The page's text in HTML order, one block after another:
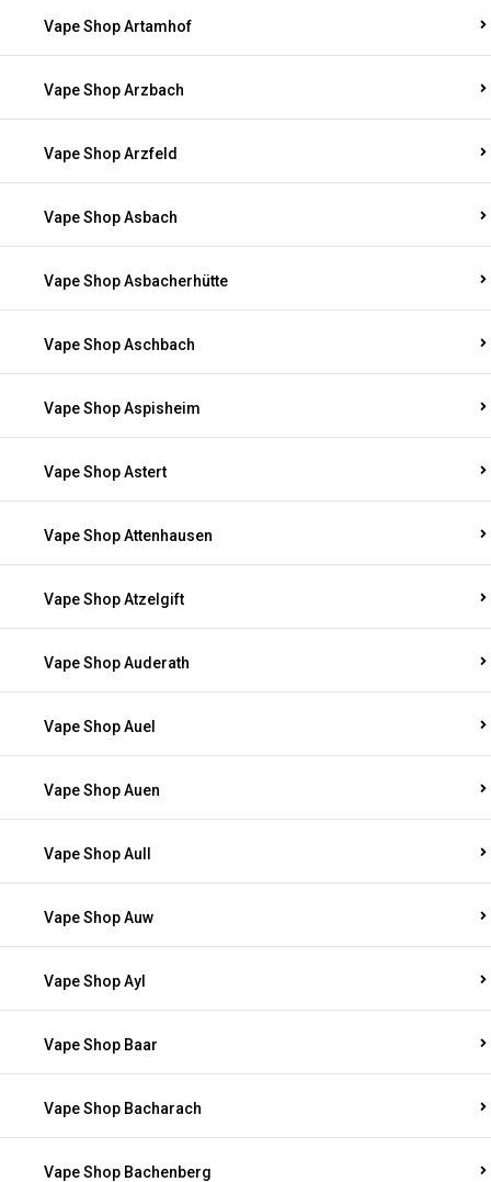
Vape Shop Artamhof
Vape Shop Arzbach
Vape Shop Arzfeld
Vape Shop Asbach
Vape Shop Asbacherhütte
Vape Shop Aschbach
Vape Shop Aspisheim
Vape Shop Astert
Vape Shop Attenhausen
Vape Shop Atzelgift
Vape Shop Auderath
Vape Shop Auel
Vape Shop Auen
Vape Shop Aull
Vape Shop Auw
Vape Shop Ayl
Vape Shop Baar
Vape Shop Bacharach
Vape Shop Bachenberg